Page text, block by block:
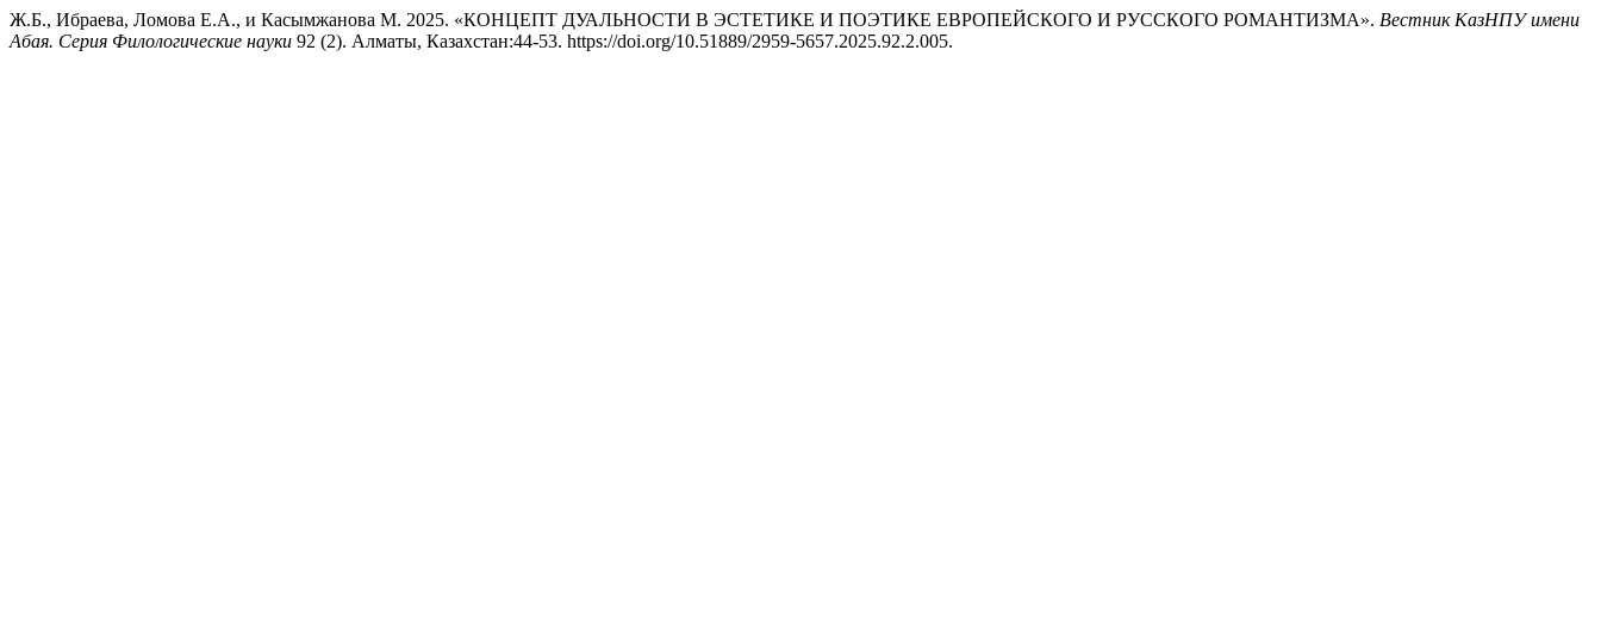
Ж.Б., Ибраева, Ломова Е.А., и Касымжанова М. 2025. «КОНЦЕПТ ДУАЛЬНОСТИ В ЭСТЕТИКЕ И ПОЭТИКЕ ЕВРОПЕЙСКОГО И РУССКОГО РОМАНТИЗМА». Вестник КазНПУ имени
Абая. Серия Филологические науки 92 (2). Алматы, Казахстан:44-53. https://doi.org/10.51889/2959-5657.2025.92.2.005.